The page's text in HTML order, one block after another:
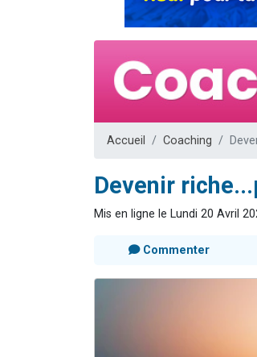
Accueil Coaching
Devenir
Mis en ligne le Lundi 20 Avril
Commenter